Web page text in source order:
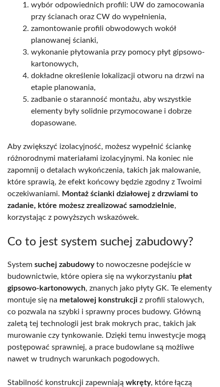
wybór odpowiednich profili: UW do zamocowania
przy ścianach oraz CW do wypełnienia,
zamontowanie profili obwodowych wokół
planowanej ścianki,
wykonanie płytowania przy pomocy płyt gipsowo-
kartonowych,
dokładne określenie lokalizacji otworu na drzwi na
etapie planowania,
zadbanie o staranność montażu, aby wszystkie
elementy były solidnie przymocowane i dobrze
dopasowane.
Aby zwiększyć izolacyjność, możesz wypełnić ściankę
różnorodnymi materiałami izolacyjnymi. Na koniec nie
zapomnij o detalach wykończenia, takich jak malowanie,
które sprawią, że efekt końcowy będzie zgodny z Twoimi
oczekiwaniami. Montaż ścianki działowej z drzwiami to
zadanie, które możesz zrealizować samodzielnie,
korzystając z powyższych wskazówek.
Co to jest system suchej zabudowy?
System suchej zabudowyto nowoczesne podejście w
budownictwie, które opiera się na wykorzystaniu płat
gipsowo-kartonowych, znanych jako płyty GK. Te elementy
montuje się na metalowej konstrukcji z profili stalowych,
co pozwala na szybki i sprawny proces budowy. Główną
zaletą tej technologii jest brak mokrych prac, takich jak
murowanie czy tynkowanie. Dzięki temu inwestycje mogą
postępować sprawniej, a prace budowlane są możliwe
nawet w trudnych warunkach pogodowych.
Stabilność konstrukcji zapewniają wkręty, które łączą